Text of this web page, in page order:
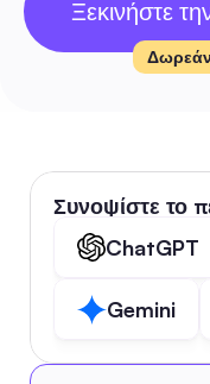
Ξεκινήστε
Συνοψίστε το
ChatGPT
Gemini